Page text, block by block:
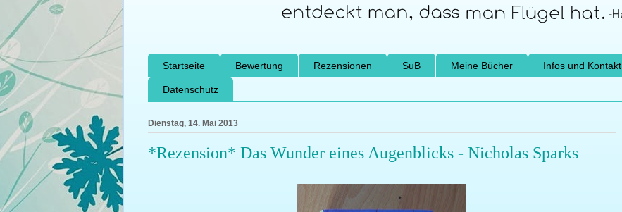
Startseite Bewertung Rezensionen SuB Meine Bücher Infos und Kontakt
Datenschutz
Dienstag, 14. Mai 2013
*Rezension* Das Wunder eines Augenblicks - Nicholas Sparks